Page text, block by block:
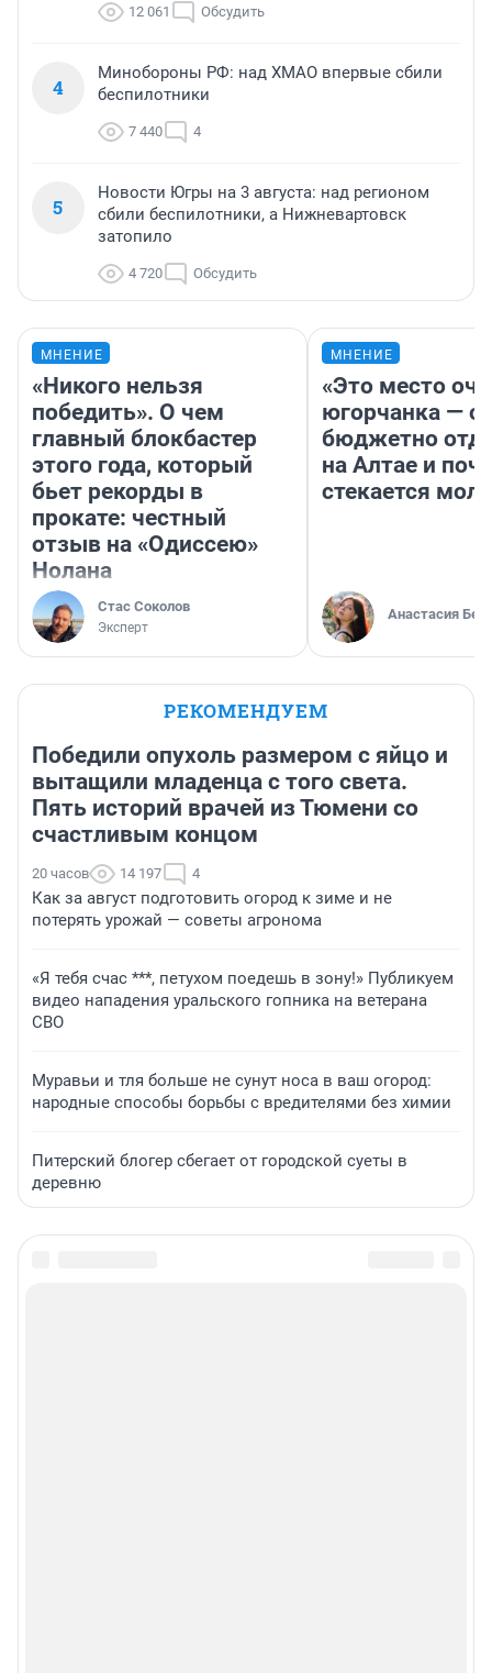
12 061 Обсудить
4
Минобороны РФ: над ХМАО впервые сбили
беспилотники
7 440 4
5
Новости Югры на 3 августа: над регионом
сбили беспилотники, а Нижневартовск
затопило
4 720 Обсудить
МНЕНИЕ
«Никого нельзя
победить». О чем
главный блокбастер
этого года, который
бьет рекорды в
прокате: честный
отзыв на «Одиссею»
Нолана
Стас Соколов
Эксперт
МНЕНИЕ
«Это место
югорчанка — о
бюджетно
на Алтае и
стекается
Анастасия
РЕКОМЕНДУЕМ
Победили опухоль размером с яйцо и
вытащили младенца с того света.
Пять историй врачей из Тюмени со
счастливым концом
20 часов 14 197 4
Как за август подготовить огород к зиме и не
потерять урожай — советы агронома
«Я тебя счас ***, петухом поедешь в зону!» Публикуем
видео нападения уральского гопника на ветерана
СВО
Муравьи и тля больше не сунут носа в ваш огород:
народные способы борьбы с вредителями без химии
Питерский блогер сбегает от городской суеты в
деревню